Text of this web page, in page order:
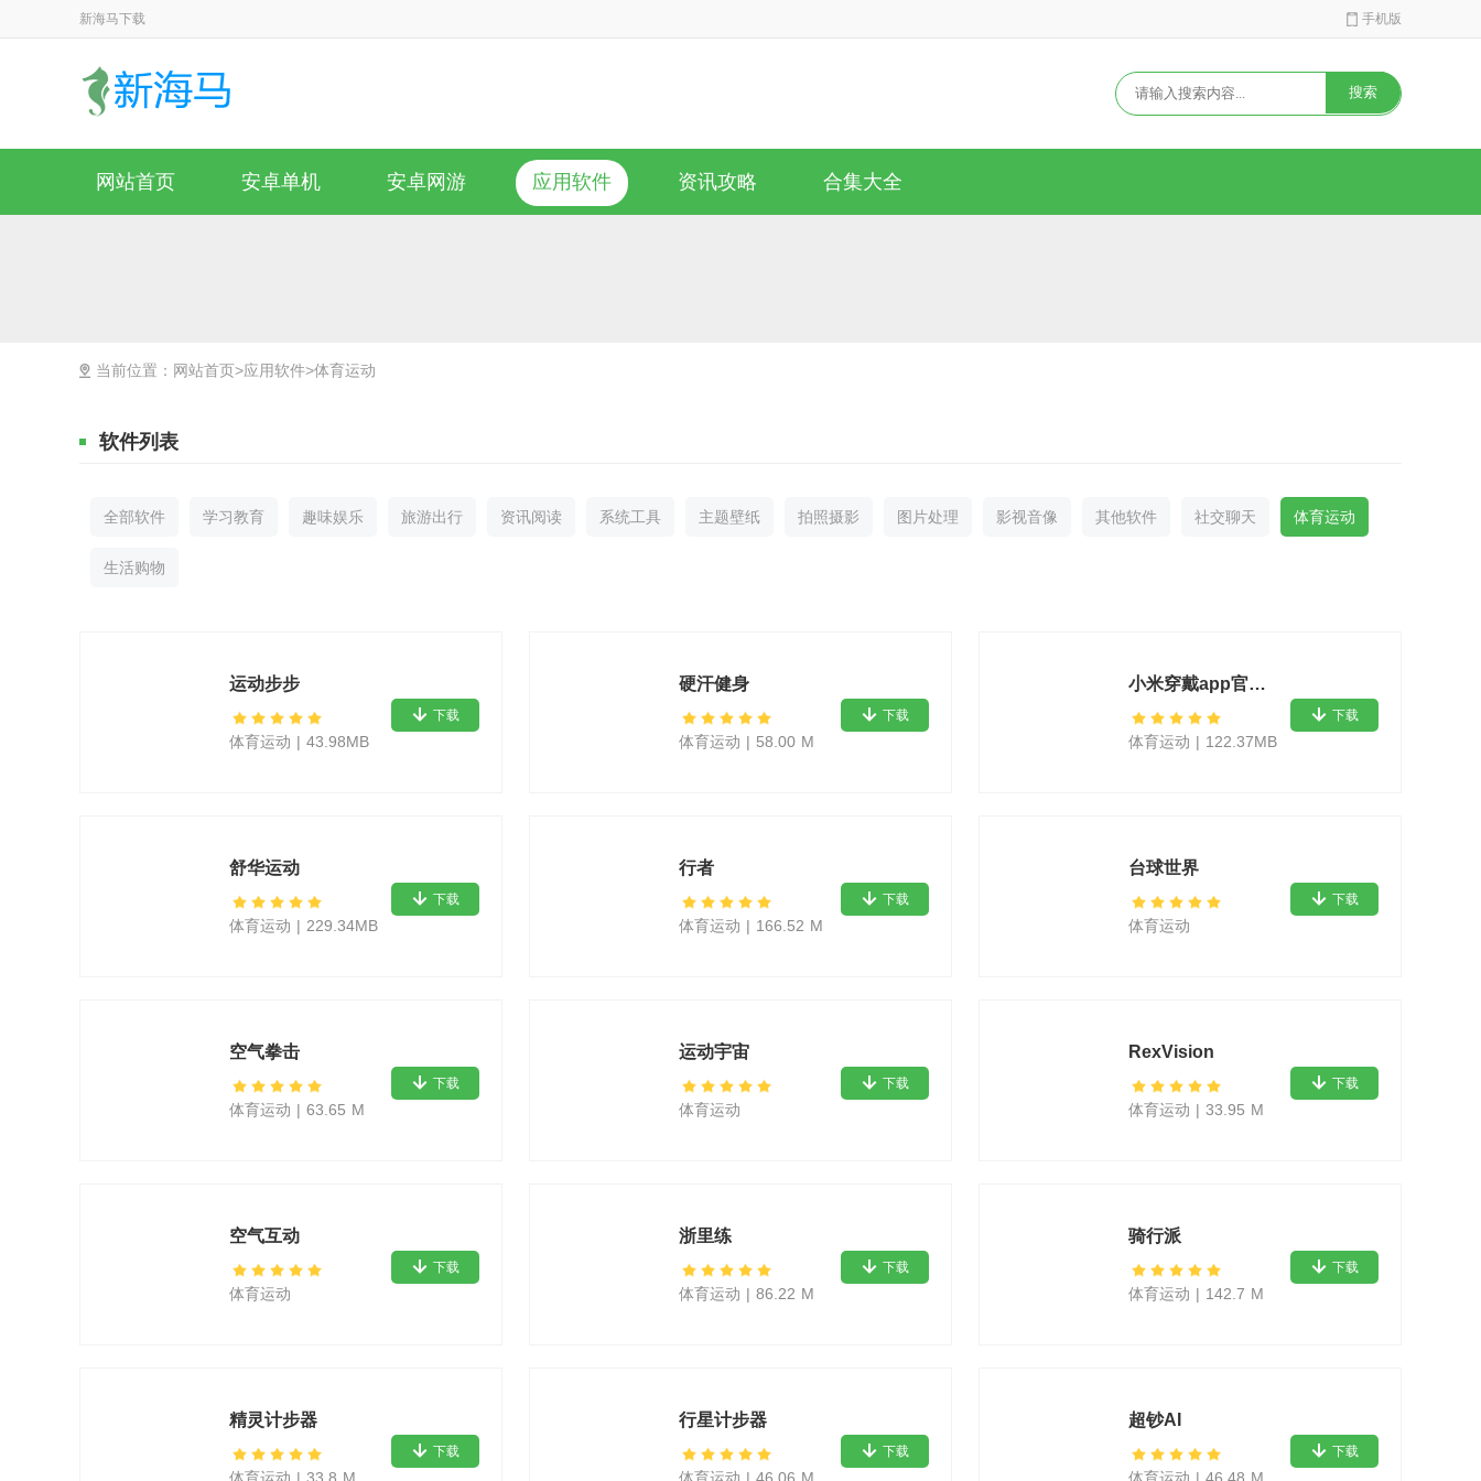
新海马下载 手机版
搜索
网站首页 安卓单机 安卓网游 应用软件 资讯攻略 合集大全
当前位置： 网站首页>应用软件>体育运动
软件列表
全部软件 学习教育 趣味娱乐 旅游出行 资讯阅读 系统工具 主题壁纸 拍照摄影 图片处理 影视音像 其他软件 社交聊天 体育运动
生活购物
运动步步
体育运动 | 43.98MB
下载
硬汗健身
体育运动 | 58.00 M
下载
小米穿戴app官方版
体育运动 | 122.37MB
下载
舒华运动
体育运动 | 229.34MB
下载
行者
体育运动 | 166.52 M
下载
台球世界
体育运动
下载
空气拳击
体育运动 | 63.65 M
下载
运动宇宙
体育运动
下载
RexVision
体育运动 | 33.95 M
下载
空气互动
体育运动
下载
浙里练
体育运动 | 86.22 M
下载
骑行派
体育运动 | 142.7 M
下载
精灵计步器
下载
行星计步器
下载
超钞AI
下载